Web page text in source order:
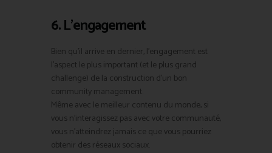
6. L’engagement
Bien qu’il arrive en dernier, l’engagement est
l’aspect le plus important (et le plus grand
challenge) de la construction d’un bon
community management.
Même avec le meilleur contenu du monde, si
vous n’interagissez pas avec votre communauté,
vous n’atteindrez jamais ce que vous pourriez
obtenir des réseaux sociaux.